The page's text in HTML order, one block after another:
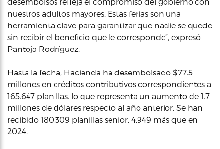
nuestros adultos mayores. Estas ferias son una
herramienta clave para garantizar que nadie se quede
sin recibir el beneficio que le corresponde”, expresó
Pantoja Rodríguez.
Hasta la fecha, Hacienda ha desembolsado $77.5
millones en créditos contributivos correspondientes a
165,647 planillas, lo que representa un aumento de 1.7
millones de dólares respecto al año anterior. Se han
recibido 180,309 planillas senior, 4,949 más que en
2024.